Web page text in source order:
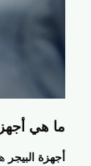
ما هي
أجهزة البيجر